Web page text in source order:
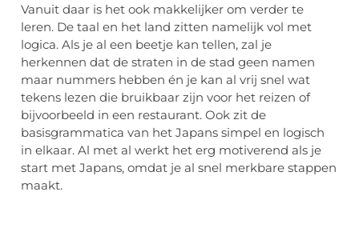
Vanuit daar is het ook makkelijker om verder te
leren. De taal en het land zitten namelijk vol met
logica. Als je al een beetje kan tellen, zal je
herkennen dat de straten in de stad geen namen
maar nummers hebben én je kan al vrij snel wat
tekens lezen die bruikbaar zijn voor het reizen of
bijvoorbeeld in een restaurant. Ook zit de
basisgrammatica van het Japans simpel en logisch
in elkaar. Al met al werkt het erg motiverend als je
start met Japans, omdat je al snel merkbare stappen
maakt.